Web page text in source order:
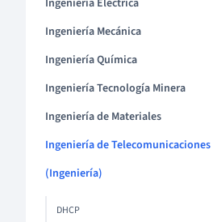
Ingeniería Eléctrica
Ingeniería Mecánica
Ingeniería Química
Ingeniería Tecnología Minera
Ingeniería de Materiales
Ingeniería de Telecomunicaciones
(Ingeniería)
DHCP